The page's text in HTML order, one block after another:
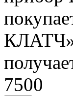
КЛАТЧ»
7500